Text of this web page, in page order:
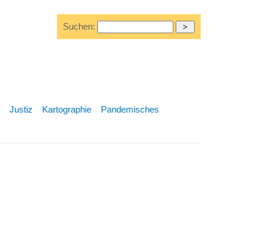
Suchen:
Justiz Kartographie
Pandemisches